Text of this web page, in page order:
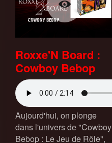
Roxxe'N Board :
Cowboy Bebop
Aujourd'hui, on plonge
dans l'univers de "Cowboy
Bebop : Le Jeu de Rôle",